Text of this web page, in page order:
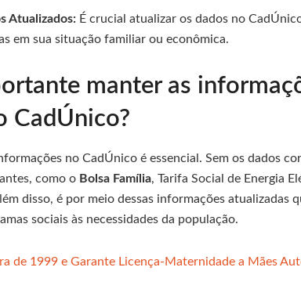
Atualizados: É crucial atualizar os dados no
em sua situação familiar ou econômica.
manter as
CadÚnico?
no CadÚnico é essencial. Sem os dados
como o Bolsa Família, Tarifa Social de Energia
disso, é por meio dessas informações atualizadas
sociais às necessidades da população.
de 1999 e Garante Licença-Maternidade a Mães